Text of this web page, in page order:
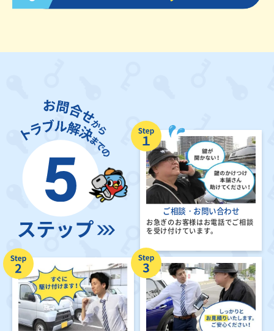
ご相談・お問い合わせ
お急ぎのお客様はお電話でご相談
を受け付けています。